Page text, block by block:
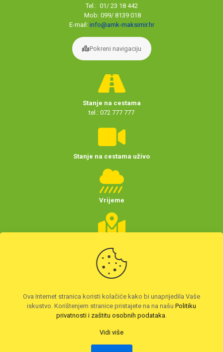
Tel.: 01/ 23 18 442
Mob: 099/ 8139 018
E-mail: info@amk-maksimir.hr
Pokreni navigaciju
Stanje na cestama
tel.: 072 777 777
Stanje na cestama uživo
Vrijeme
(Hrvatske)
Preuzmite HAK aplikaciju
Ova Internet stranica koristi kolačiće kako bi unaprijedila Vaše
iskustvo. Korištenjem stranice pristajete na na našu Politiku
privatnosti i zaštitu osobnih podataka.
Vidi više